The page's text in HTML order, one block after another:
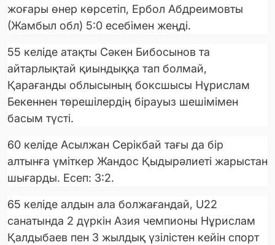
жоғары өнер көрсетіп, Ербол Абдреимовты
(Жамбыл обл) 5:0 есебімен жеңді.
55 келіде атақты Сәкен Бибосынов та
айтарлықтай қиындыққа тап болмай,
Қарағанды облысының боксшысы Нұрислам
Бекеннен төрешілердің бірауыз шешімімен
басым түсті.
60 келіде Асылжан Серікбай тағы да бір
алтынға үміткер Жандос Қыдырәлиеті жарыстан
шығарды. Есеп: 3:2.
65 келіде алдын ала болжағандай, U22
санатында 2 дүркін Азия чемпионы Нұрислам
Қалдыбаев пен 3 жылдық үзілістен кейін спорт